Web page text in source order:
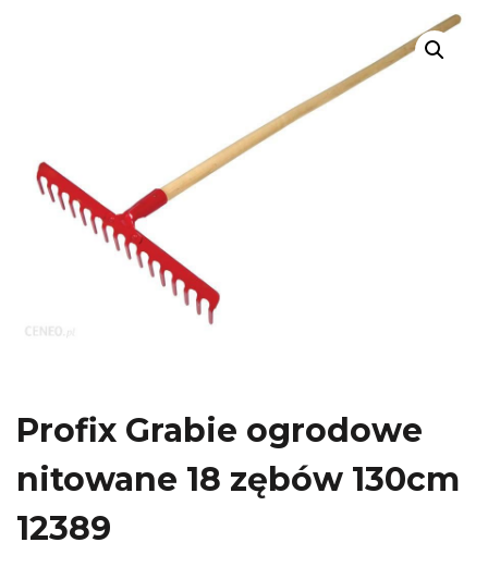
Profix Grabie ogrodowe
nitowane 18 zębów 130cm
12389